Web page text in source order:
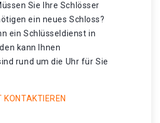
Sie Ihre Schlösser
ein neues Schloss?
ein Schlüsseldienst in
kann Ihnen
rund um die Uhr für Sie